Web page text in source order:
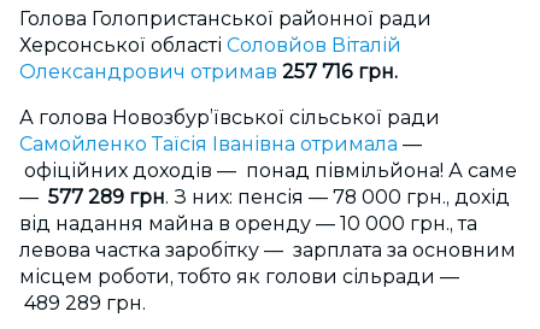
Голова Голопристанської районної ради
Херсонської області Соловйов Віталій
Олександрович отримав 257 716 грн.
А голова Новозбур’ївської сільської ради
Самойленко Таїсія Іванівна отримала —
офіційних доходів — понад півмільйона! А саме
— 577 289 грн. З них: пенсія — 78 000 грн., дохід
від надання майна в оренду — 10 000 грн., та
левова частка заробітку — зарплата за основним
місцем роботи, тобто як голови сільради —
489 289 грн.